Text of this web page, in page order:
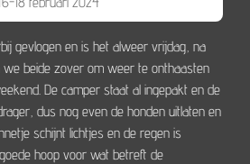
gevlogen en is het alweer vrijdag, na
beide zover om weer te onthaasten
De camper staat al ingepakt en de
dus nog even de honden uitlaten en
schijnt lichtjes en de regen is
hoop voor wat betreft de